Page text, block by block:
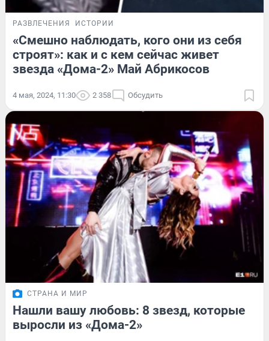
РАЗВЛЕЧЕНИЯ ИСТОРИИ
«Смешно наблюдать, кого они из себя
строят»: как и с кем сейчас живет
звезда «Дома-2» Май Абрикосов
4 мая, 2024, 11:30 2 358 Обсудить
СТРАНА И МИР
Нашли вашу любовь: 8 звезд, которые
выросли из «Дома-2»